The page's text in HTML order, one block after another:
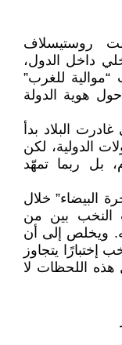
روستيسلاف
داخل الدول،
للغرب”
هوية الدولة
البلاد بدأ
الدولية، لكن
بل ربما تمهّد
البيضاء” خلال
النخب بين من
ويخلص إلى أن
يتجاوز
هذه اللحظات لا